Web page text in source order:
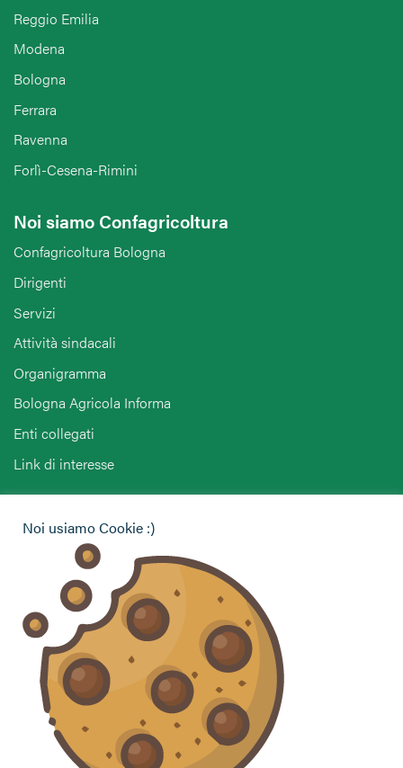
Reggio Emilia
Modena
Bologna
Ferrara
Ravenna
Forlì-Cesena-Rimini
Noi siamo Confagricoltura
Confagricoltura Bologna
Dirigenti
Servizi
Attività sindacali
Organigramma
Bologna Agricola Informa
Enti collegati
Link di interesse
Vuoi contattarci per ricevere assistenza, lasciare un
commento o chiedere informazioni?
CONTATTACI
Seguici sui social
Noi usiamo Cookie :)